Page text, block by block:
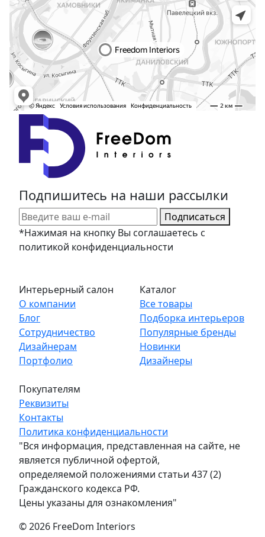
Интерьерный салон
О компании
Блог
Сотрудничество
Дизайнерам
Портфолио
Каталог
Все товары
Подборка интерьеров
Популярные бренды
Новинки
Дизайнеры
Покупателям
Реквизиты
Контакты
Подпишитесь на наши рассылки
Подписаться
*Нажимая на кнопку Вы соглашаетесь с
политикой конфиденциальности
Политика конфиденциальности
"Вся информация, представленная на сайте, не
является публичной офертой,
определяемой положениями статьи 437 (2)
Гражданского кодекса РФ.
Цены указаны для ознакомления"
© 2026 FreeDom Interiors